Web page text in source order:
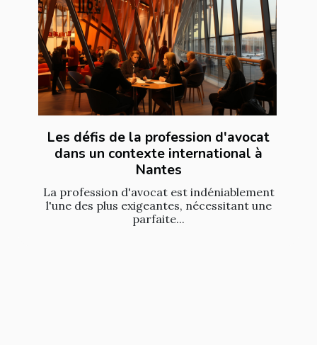
Les défis de la profession d'avocat
dans un contexte international à
Nantes
La profession d'avocat est indéniablement
l'une des plus exigeantes, nécessitant une
parfaite...